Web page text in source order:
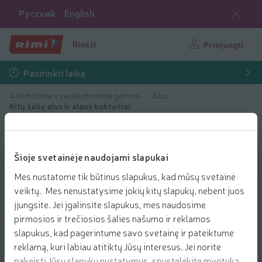
Šioje svetainėje naudojami slapukai
Mes nustatome tik būtinus slapukus, kad mūsų svetainė
veiktų. Mes nenustatysime jokių kitų slapukų, nebent juos
įjungsite. Jei įgalinsite slapukus, mes naudosime
pirmosios ir trečiosios šalies našumo ir reklamos
slapukus, kad pagerintume savo svetainę ir pateiktume
reklamą, kuri labiau atitiktų Jūsų interesus. Jei norite
Русский English
Rimi.lt Prisijungti
Pasirinkti laiką
Alkoholiniai ir nealkoholiniai gėrimai
Alus
Kitų šalių alus ir alaus kokteiliai